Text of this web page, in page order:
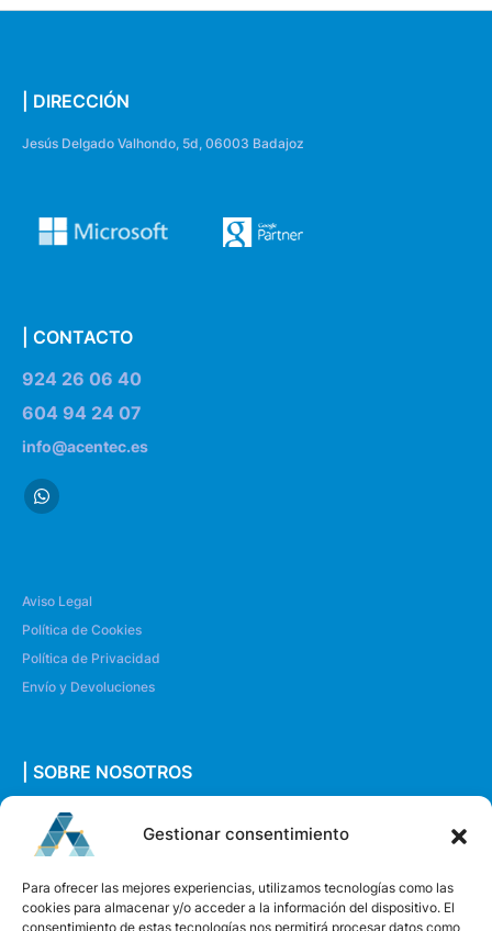
Gestionar consentimiento
Para ofrecer las mejores experiencias, utilizamos tecnologías como las
cookies para almacenar y/o acceder a la información del dispositivo. El
consentimiento de estas tecnologías nos permitirá procesar datos como
| DIRECCIÓN
Jesús Delgado Valhondo, 5d, 06003 Badajoz
| CONTACTO
924 26 06 40
604 94 24 07
info@acentec.es
Aviso Legal
Política de Cookies
Política de Privacidad
Envío y Devoluciones
| SOBRE NOSOTROS
Quiénes somos
Envíanos un mensaje